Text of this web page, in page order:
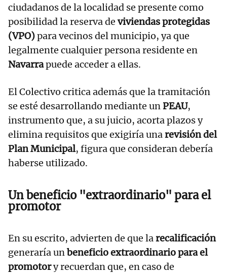
ciudadanos de la localidad se presente como
posibilidad la reserva de viviendas protegidas
(VPO)para vecinos del municipio, ya que
legalmente cualquier persona residente en
Navarrapuede acceder a ellas.
El Colectivo critica además que la tramitación
se esté desarrollando mediante unPEAU,
instrumento que, a su juicio, acorta plazos y
elimina requisitos que exigiría unarevisión del
Plan Municipal, figura que consideran debería
haberse utilizado.
Un beneficio "extraordinario" para el
promotor
En su escrito, advierten de que larecalificación
generaría unbeneficio extraordinario para el
promotory recuerdan que, en caso de